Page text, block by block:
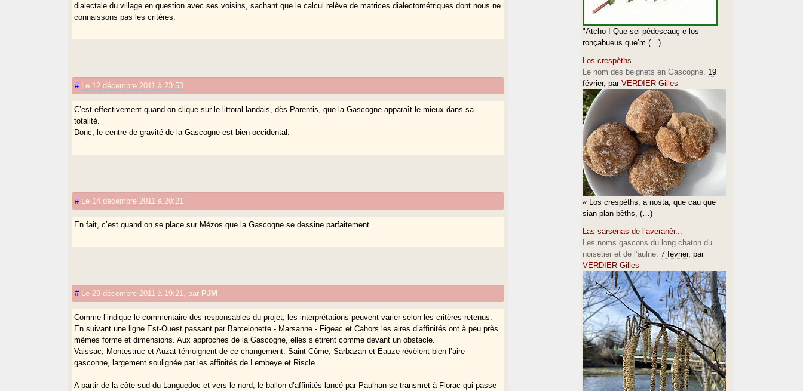
dialectale du village en question avec ses voisins, sachant que le calcul relève de matrices dialectométriques dont nous ne
connaissons pas les critères.
# Le 12 décembre 2011 à 23:53
C’est effectivement quand on clique sur le littoral landais, dès Parentis, que la Gascogne apparaît le mieux dans sa
totalité.
Donc, le centre de gravité de la Gascogne est bien occidental.
# Le 14 décembre 2011 à 20:21
En fait, c’est quand on se place sur Mézos que la Gascogne se dessine parfaitement.
# Le 29 décembre 2011 à 19:21 par PJM
Comme l’indique le commentaire des responsables du projet, les interprétations peuvent varier selon les critères retenus.
En suivant une ligne Est-Ouest passant par Barcelonette - Marsanne - Figeac et Cahors les aires d’affinités ont à peu près
mêmes forme et dimensions. Aux approches de la Gascogne, elles s’étirent comme devant un obstacle.
Vaissac, Montestruc et Auzat témoignent de ce changement. Saint-Côme, Sarbazan et Eauze révèlent bien l’aire
gasconne, largement soulignée par les affinités de Lembeye et Riscle.
A partir de la côte sud du Languedoc et vers le nord, le ballon d’affinités lancé par Paulhan se transmet à Florac qui passe
"Atcho ! Que sei pèdescauç e los
ronçabueus que’m (…)
Los crespèths.
Le nom des beignets en Gascogne. 19
février, par VERDIER Gilles
« Los crespèths, a nosta, que cau que
sian plan bèths, (…)
Las sarsenas de l’averanèr...
Les noms gascons du long chaton du
noisetier et de l’aulne. 7 février, par
VERDIER Gilles